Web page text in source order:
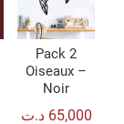
Pack 2
Oiseaux –
Noir
65,000 د.ت